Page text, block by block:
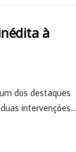
à
dos destaques
intervenções...